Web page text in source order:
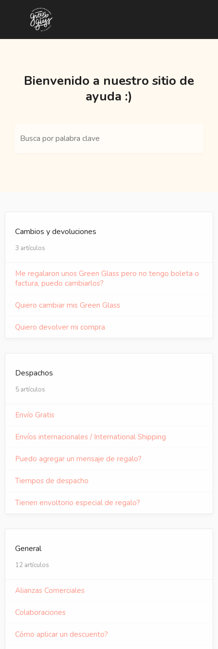
Bienvenido a nuestro sitio de
ayuda :)
Busca por palabra clave
Cambios y devoluciones
3 artículos
Me regalaron unos Green Glass pero no tengo boleta o
factura, puedo cambiarlos?
Quiero cambiar mis Green Glass
Quiero devolver mi compra
Despachos
5 artículos
Envío Gratis
Envíos internacionales / International Shipping
Puedo agregar un mensaje de regalo?
Tiempos de despacho
Tienen envoltorio especial de regalo?
General
12 artículos
Alianzas Comerciales
Colaboraciones
Cómo aplicar un descuento?